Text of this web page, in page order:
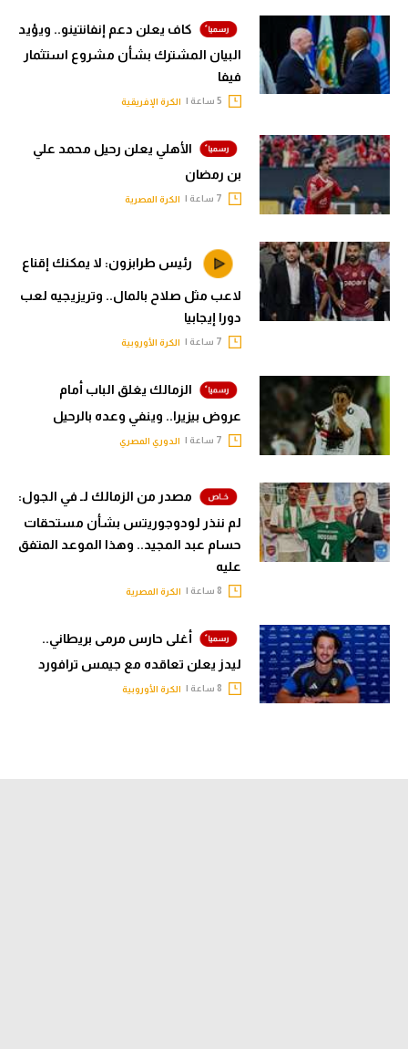
كاف يعلن دعم إنفانتينو.. ويؤيد
البيان المشترك بشأن مشروع استثمار
فيفا
الكرة الإفريقية
الأهلي يعلن رحيل محمد علي
بن رمضان
الكرة المصرية
رئيس طرابزون: لا يمكنك إقناع
لاعب مثل صلاح بالمال.. وتريزيجيه لعب
دورا إيجابيا
الكرة الأوروبية
الزمالك يغلق الباب أمام
عروض بيزيرا.. وينفي وعده بالرحيل
الدوري المصري
مصدر من الزمالك لـ في الجول:
لم ننذر لودوجوريتس بشأن مستحقات
حسام عبد المجيد.. وهذا الموعد المتفق
عليه
الكرة المصرية
أغلى حارس مرمى بريطاني..
ليدز يعلن تعاقده مع جيمس ترافورد
الكرة الأوروبية